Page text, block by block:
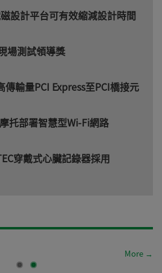
設計平台可有效縮減設計時間
場測試領導獎
輸量PCI Express至PCI橋接元
托部署智慧型Wi-Fi網路
穿戴式心臟記錄器採用
More →